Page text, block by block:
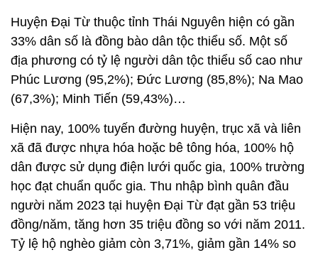
Huyện Đại Từ thuộc tỉnh Thái Nguyên hiện có gần
33% dân số là đồng bào dân tộc thiểu số. Một số
địa phương có tỷ lệ người dân tộc thiểu số cao như
Phúc Lương (95,2%); Đức Lương (85,8%); Na Mao
(67,3%); Minh Tiến (59,43%)…
Hiện nay, 100% tuyến đường huyện, trục xã và liên
xã đã được nhựa hóa hoặc bê tông hóa, 100% hộ
dân được sử dụng điện lưới quốc gia, 100% trường
học đạt chuẩn quốc gia. Thu nhập bình quân đầu
người năm 2023 tại huyện Đại Từ đạt gần 53 triệu
đồng/năm, tăng hơn 35 triệu đồng so với năm 2011.
Tỷ lệ hộ nghèo giảm còn 3,71%, giảm gần 14% so